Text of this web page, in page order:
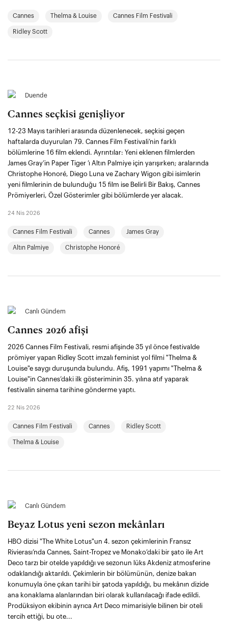
Cannes Thelma & Louise Cannes Film Festivali
Ridley Scott
Duende
Cannes seçkisi genişliyor
12-23 Mayıs tarihleri arasında düzenlenecek, seçkisi geçen
haftalarda duyurulan 79. Cannes Film Festivali’nin farklı
bölümlerine 16 film eklendi. Ayrıntılar: Yeni eklenen filmlerden
James Gray’in Paper Tiger ’ı Altın Palmiye için yarışırken; aralarında
Christophe Honoré, Diego Luna ve Zachary Wigon gibi isimlerin
yeni filmlerinin de bulunduğu 15 film ise Belirli Bir Bakış, Cannes
Prömiyerleri, Özel Gösterimler gibi bölümlerde yer alacak.
24 Nis 2026
Cannes Film Festivali Cannes James Gray
Altın Palmiye Christophe Honoré
Canlı Gündem
Cannes 2026 afişi
2026 Cannes Film Festivali, resmi afişinde 35 yıl önce festivalde
prömiyer yapan Ridley Scott imzalı feminist yol filmi "Thelma &
Louise"e saygı duruşunda bulundu. Afiş, 1991 yapımı "Thelma &
Louise"in Cannes’daki ilk gösteriminin 35. yılına atıf yaparak
festivalin sinema tarihine gönderme yaptı.
22 Nis 2026
Cannes Film Festivali Cannes Ridley Scott
Thelma & Louise
Canlı Gündem
Beyaz Lotus yeni sezon mekânları
HBO dizisi "The White Lotus"un 4. sezon çekimlerinin Fransız
Rivierası’nda Cannes, Saint-Tropez ve Monako’daki bir şato ile Art
Deco tarzı bir otelde yapıldığı ve sezonun lüks Akdeniz atmosferine
odaklandığı aktarıldı. Çekimlerin bir bölümünün, denize bakan
konumuyla öne çıkan tarihi bir şatoda yapıldığı, bu mekânın dizide
ana konaklama alanlarından biri olarak kullanılacağı ifade edildi.
Prodüksiyon ekibinin ayrıca Art Deco mimarisiyle bilinen bir oteli
tercih ettiği, bu ote...